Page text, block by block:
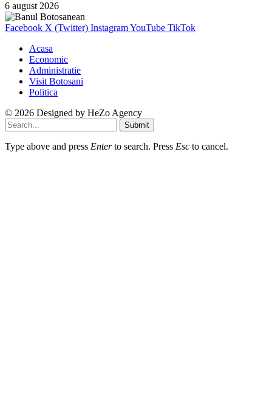
6 august 2026
Facebook X (Twitter) InstagramYouTube TikTok
Acasa
Economic
Administratie
Visit Botosani
Politica
© 2026 Designed by HeZo Agency
Submit
Type above and press Enterto search. Press Esc to cancel.